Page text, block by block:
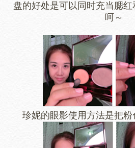
盘的好处是可以同时充当腮红
呵～
珍妮的眼影使用方法是把